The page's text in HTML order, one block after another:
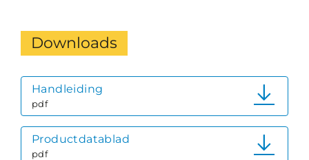
Downloads
Handleiding
pdf
Productdatablad
pdf